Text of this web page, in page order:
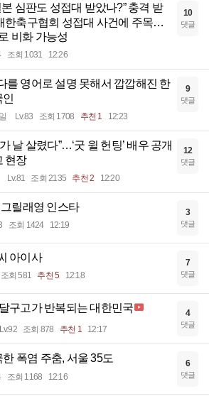
본 심판도 성접대 받았나?” 충격 받
한축구협회 성접대 사건에 주목…
비화 가능성
조회 1031 12:26
10
댓글
를 영어로 설명 못해서 깝깝해진 한
인
Lv.83 조회 1708 추천 1 12:23
9
댓글
날 살렸다”…‘굿 윌 헌팅’ 배우 공개
현장
Lv.81 조회 2135 추천 2 12:20
12
댓글
릴래영 인스타
조회 1424 12:19
3
댓글
아이사
조회 581 추천 5 12:18
7
댓글
구고가 반복되는 대한민국
Lv.92 조회 878 추천 1 12:17
4
댓글
한 폭염 주춤, 서울 35도
조회 1168 12:16
6
댓글